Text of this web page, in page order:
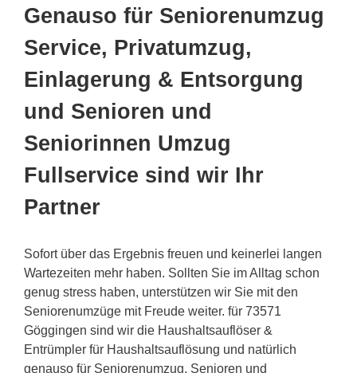
Genauso für Seniorenumzug
Service, Privatumzug,
Einlagerung & Entsorgung
und Senioren und
Seniorinnen Umzug
Fullservice sind wir Ihr
Partner
Sofort über das Ergebnis freuen und keinerlei langen
Wartezeiten mehr haben. Sollten Sie im Alltag schon
genug stress haben, unterstützen wir Sie mit den
Seniorenumzüge mit Freude weiter. für 73571
Göggingen sind wir die Haushaltsauflöser &
Entrümpler für Haushaltsauflösung und natürlich
genauso für Seniorenumzug, Senioren und